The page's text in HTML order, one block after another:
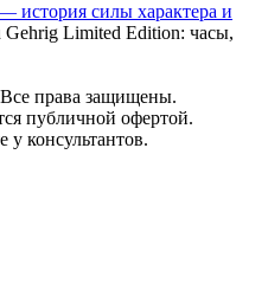
история силы характера и
Gehrig Limited Edition: часы,
права защищены.
публичной офертой.
у консультантов.